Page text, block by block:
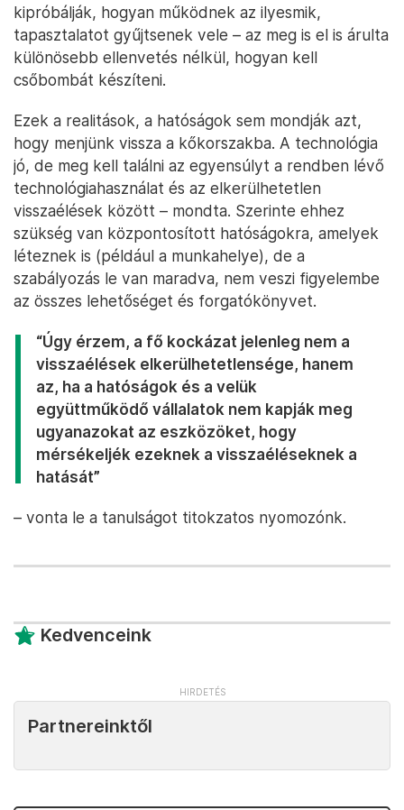
kipróbálják, hogyan működnek az ilyesmik,
tapasztalatot gyűjtsenek vele – az meg is el is árulta
különösebb ellenvetés nélkül, hogyan kell
csőbombát készíteni.
Ezek a realitások, a hatóságok sem mondják azt,
hogy menjünk vissza a kőkorszakba. A technológia
jó, de meg kell találni az egyensúlyt a rendben lévő
technológiahasználat és az elkerülhetetlen
visszaélések között – mondta. Szerinte ehhez
szükség van központosított hatóságokra, amelyek
léteznek is (például a munkahelye), de a
szabályozás le van maradva, nem veszi figyelembe
az összes lehetőséget és forgatókönyvet.
“Úgy érzem, a fő kockázat jelenleg nem a
visszaélések elkerülhetetlensége, hanem
az, ha a hatóságok és a velük
együttműködő vállalatok nem kapják meg
ugyanazokat az eszközöket, hogy
mérsékeljék ezeknek a visszaéléseknek a
hatását”
– vonta le a tanulságot titokzatos nyomozónk.
Kedvenceink
Partnereinktől